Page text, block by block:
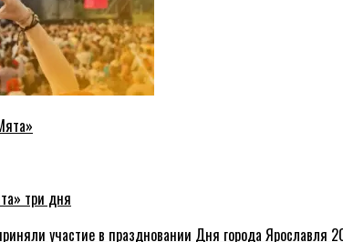
три дня
участие в праздновании Дня города Ярославля